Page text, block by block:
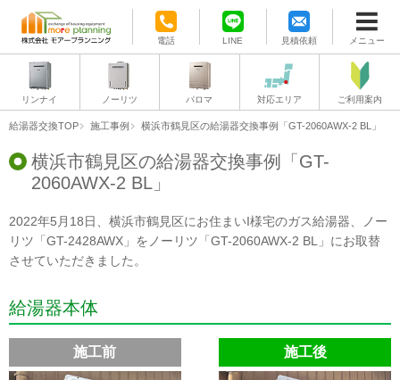
電話 LINE 見積依頼 メニュー
リンナイ ノーリツ パロマ 対応エリア ご利用案内
給湯器交換TOP 施工事例 横浜市鶴見区の給湯器交換事例「GT-2060AWX-2 BL」
横浜市鶴見区の給湯器交換事例「GT-
2060AWX-2 BL」
2022年5月18日、横浜市鶴見区にお住まいI様宅のガス給湯器、ノー
リツ「GT-2428AWX」をノーリツ「GT-2060AWX-2 BL」にお取替
させていただきました。
給湯器本体
施工前 施工後